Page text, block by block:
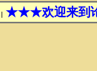
★★★欢迎来到